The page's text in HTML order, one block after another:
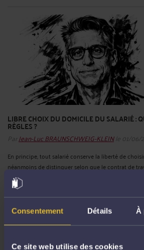
Consentement Détails À
Ce site web utilise des cookies
LIBRE CHOIX DU DOMICILE DU SALARIÉ :
RÈGLES ?
Par Jean-Luc BRAUNSCHWEIG-KLEINle 01/06/
En principe, tout salarié conserve la liberté de
néanmoins de distinguer selon que le contrat de
non une clause de mobilité. Salarié avec clause de
mobilité autorise l’employeur à changer le lieu de